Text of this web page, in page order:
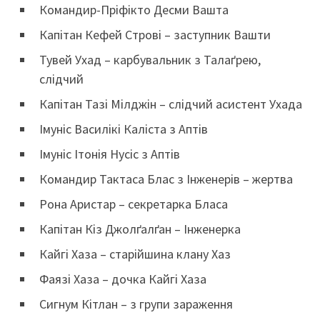
Командир-Пріфікто Десми Вашта
Капітан Кефей Строві – заступник Вашти
Тувей Ухад – карбувальник з Талаґрею,
слідчий
Капітан Тазі Мілджін – слідчий асистент Ухада
Імуніс Василікі Каліста з Аптів
Імуніс Ітонія Нусіс з Аптів
Командир Тактаса Блас з Інженерів – жертва
Рона Аристар – секретарка Бласа
Капітан Кіз Джолґалґан – Інженерка
Кайгі Хаза – старійшина клану Хаз
Фаязі Хаза – дочка Кайгі Хаза
Сигнум Кітлан – з групи зараження